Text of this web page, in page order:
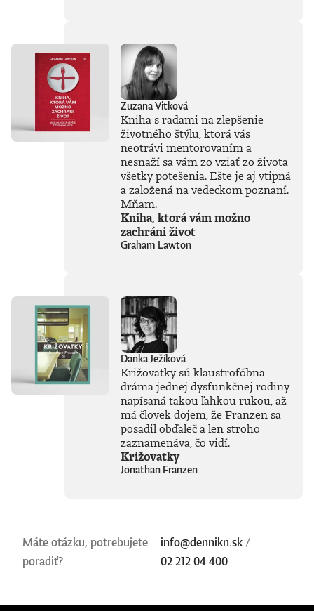
používaní mali
jasne stanoviť.V
knihe Ako
premýšľať o umelej
inteligencii autor
čerpá zo svojich
bohatých
skúseností, keďže
tejto téme sa
začiatku 80. rokov.
Vyváženie prínosov
kľúčovú výzvu našej
doby. Jeho pohľady
generatívnu AI
vníma len ako
najnovšiu kapitolu
v dlhom príbehu a
tvrdí, že sme stále
iba na začiatku
skutočného
technického
Naznačuje, že
technológie, ktoré
ešte neboli ani
ovplyvnia naše
životy v 30. rokoch
oveľa zásadnejšie
dnes. Otvára tým
fascinujúcu diskusiu
Zuzana Vitková
Kniha s radami na zlepšenie
životného štýlu, ktorá vás
neotrávi mentorovaním a
nesnaží sa vám zo vziať zo života
všetky potešenia. Ešte je aj vtipná
a založená na vedeckom poznaní.
Mňam.
Kniha, ktorá vám možno
zachráni život
Graham Lawton
Danka Ježíková
Križovatky sú klaustrofóbna
dráma jednej dysfunkčnej rodiny
napísaná takou ľahkou rukou, až
má človek dojem, že Franzen sa
posadil obďaleč a len stroho
zaznamenáva, čo vidí.
Križovatky
Jonathan Franzen
Máte otázku, potrebujete
poradiť?
info@dennikn.sk /
02 212 04 400